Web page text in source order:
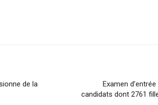
de la
Examen
candidats dont 2761